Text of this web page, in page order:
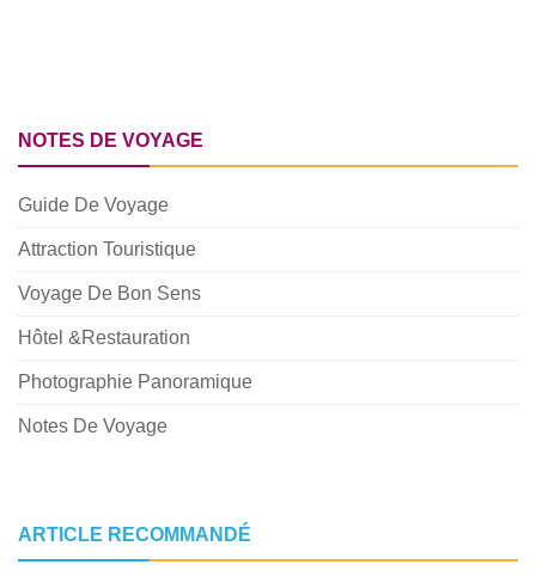
NOTES DE VOYAGE
Guide De Voyage
Attraction Touristique
Voyage De Bon Sens
Hôtel &Restauration
Photographie Panoramique
Notes De Voyage
ARTICLE RECOMMANDÉ